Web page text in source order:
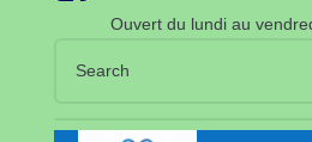
Ouvert du lundi au